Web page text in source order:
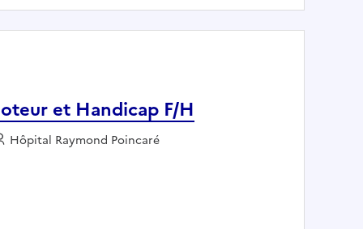
et Handicap F/H
Employeur :
Hôpital Raymond Poincaré
et Handicap F/H